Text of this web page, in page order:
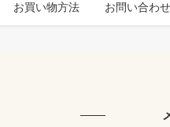
お買い物方法 お問い合わせ